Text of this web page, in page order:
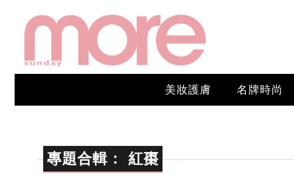
美妝護膚 名牌時尚
專題合輯： 紅棗